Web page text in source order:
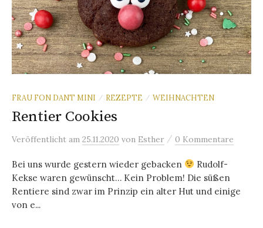
FRAU FON DANT MINI / REZEPTE / WEIHNACHTEN
Rentier Cookies
Veröffentlicht am 25.11.2020 von Esther / 0 Kommentare
Bei uns wurde gestern wieder gebacken
Rudolf-
Kekse waren gewünscht… Kein Problem! Die süßen
Rentiere sind zwar im Prinzip ein alter Hut und einige
von e...